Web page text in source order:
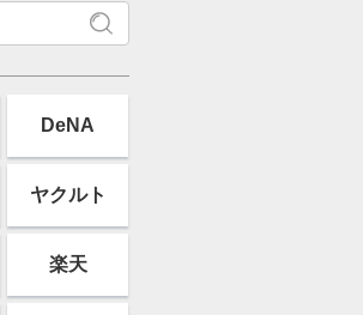
DeNA
ヤクルト
楽天